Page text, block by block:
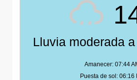
Lluvia moderada
Amanecer: 07:44
Puesta de sol: 06:16